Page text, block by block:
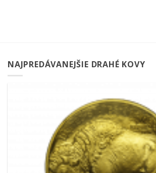
NAJPREDÁVANEJŠIE DRAHÉ KOVY